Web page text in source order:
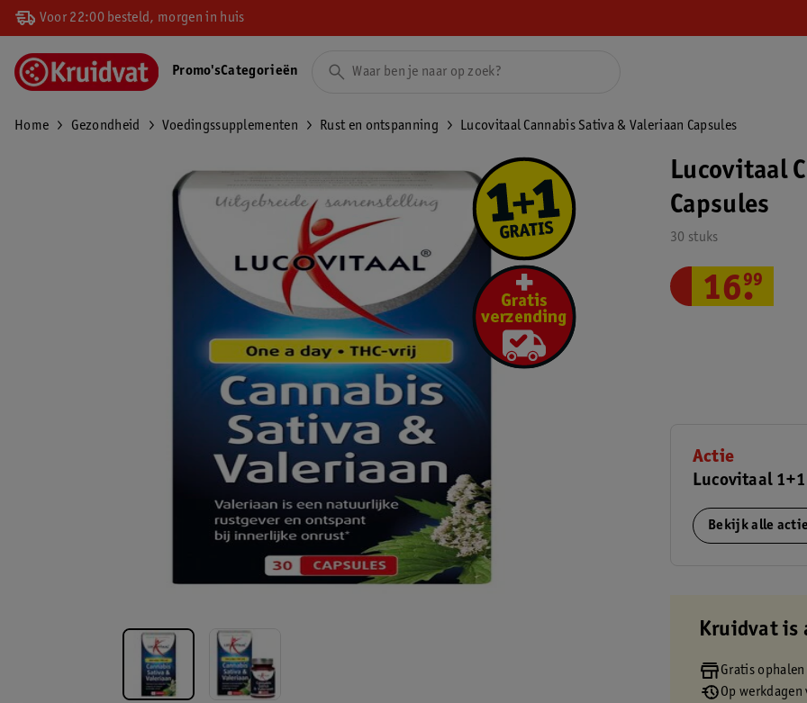
Voor 22:00 besteld, morgen in huis
Promo'sCategorieën
Home Gezondheid Voedingssupplementen Rust en ontspanning Lucovitaal Cannabis Sativa & Valeriaan Capsules
Lucovitaal
Capsules
30 stuks
16.
99
Actie
Lucovitaal
Bekijk alle
Kruidvat is
Gratis
Op